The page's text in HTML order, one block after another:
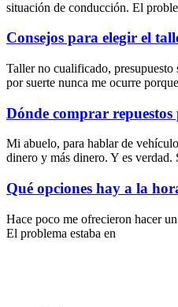
situación de conducción. El
Consejos para elegir el
Taller no cualificado, presupuesto
por suerte nunca me ocurre
Dónde comprar repuestos
Mi abuelo, para hablar de
dinero y más dinero. Y es verdad.
Qué opciones hay a la
Hace poco me ofrecieron hacer
El problema estaba en